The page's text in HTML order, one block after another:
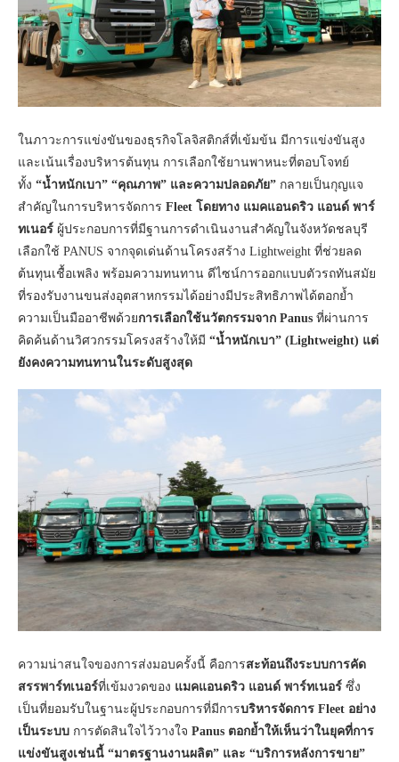
ในภาวะการแข่งขันของธุรกิจโลจิสติกส์ที่เข้มข้น มีการแข่งขันสูง
และเน้นเรื่องบริหารต้นทุน การเลือกใช้ยานพาหนะที่ตอบโจทย์
ทั้ง “น้ำหนักเบา” “คุณภาพ” และความปลอดภัย” กลายเป็นกุญแจ
สำคัญในการบริหารจัดการ Fleet โดยทาง แมคแอนดริว แอนด์ พาร์
ทเนอร์ ผู้ประกอบการที่มีฐานการดำเนินงานสำคัญในจังหวัดชลบุรี
เลือกใช้ PANUS จากจุดเด่นด้านโครงสร้าง Lightweight ที่ช่วยลด
ต้นทุนเชื้อเพลิง พร้อมความทนทาน ดีไซน์การออกแบบตัวรถทันสมัย
ที่รองรับงานขนส่งอุตสาหกรรมได้อย่างมีประสิทธิภาพได้ตอกย้ำ
ความเป็นมืออาชีพด้วยการเลือกใช้นวัตกรรมจาก Panus ที่ผ่านการ
คิดค้นด้านวิศวกรรมโครงสร้างให้มี “น้ำหนักเบา” (Lightweight) แต่
ยังคงความทนทานในระดับสูงสุด
ความน่าสนใจของการส่งมอบครั้งนี้ คือการสะท้อนถึงระบบการคัด
สรรพาร์ทเนอร์ที่เข้มงวดของ แมคแอนดริว แอนด์ พาร์ทเนอร์ ซึ่ง
เป็นที่ยอมรับในฐานะผู้ประกอบการที่มีการบริหารจัดการ Fleet อย่าง
เป็นระบบ การตัดสินใจไว้วางใจ Panus ตอกย้ำให้เห็นว่าในยุคที่การ
แข่งขันสูงเช่นนี้ “มาตรฐานงานผลิต” และ “บริการหลังการขาย”